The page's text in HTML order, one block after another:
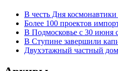
В честь Дня
Более 100 проектов
В Подмосковье с 30 июня
В Ступине завершили
Двухэтажный частный